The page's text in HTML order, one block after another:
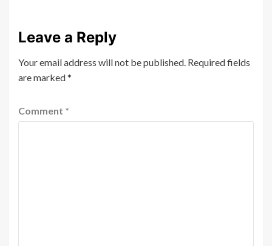
Leave a Reply
Your email address will not be published. Required fields
are marked*
Comment *